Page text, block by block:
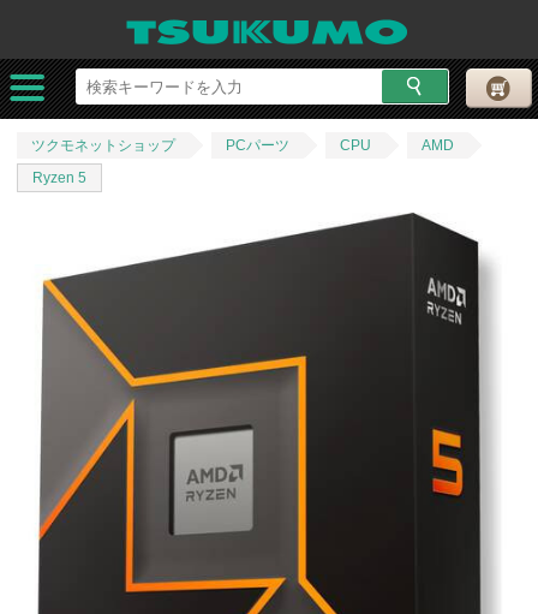
ツクモネットショップ PCパーツ CPU
AMD
Ryzen 5